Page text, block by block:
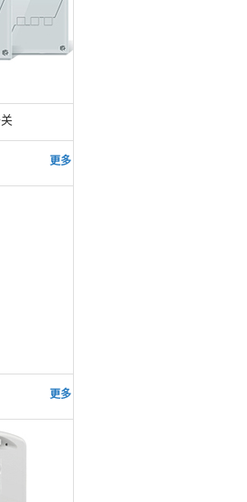
更多 >>
更多 >>